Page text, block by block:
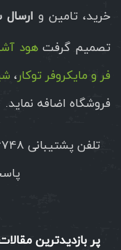
خرید، تامین و
تصمیم گرفتهود
فر و مایکروفر توکار،
فروشگاه اضافه نماید.
پر بازدیدترین